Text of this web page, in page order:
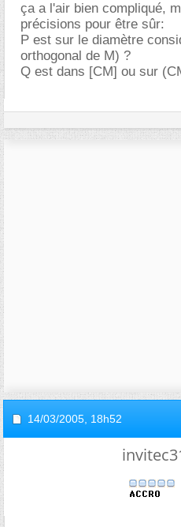
ça a l'air bien compliqué,
précisions pour être sûr:
P est sur le diamètre
orthogonal de M) ?
Q est dans [CM] ou sur
14/03/2005, 18h52